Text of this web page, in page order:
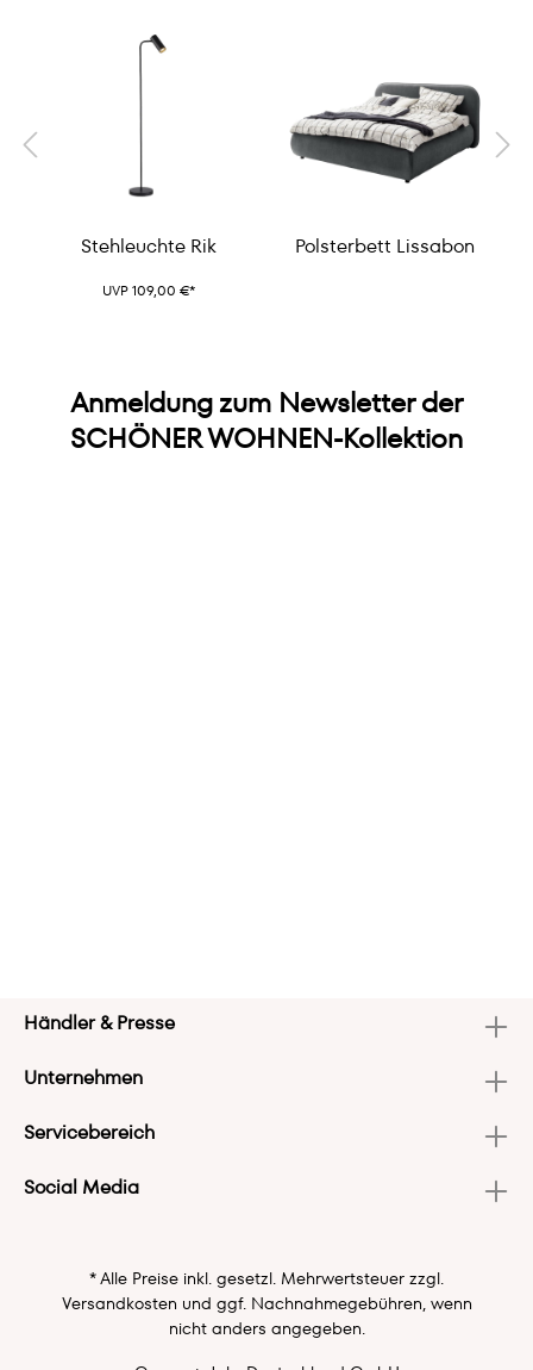
Stehleuchte Rik
UVP 109,00 €*
Polsterbett Lissabon
Anmeldung zum Newsletter der
SCHÖNER WOHNEN-Kollektion
Händler & Presse
Unternehmen
Servicebereich
Social Media
* Alle Preise inkl. gesetzl. Mehrwertsteuer zzgl.
Versandkosten und ggf. Nachnahmegebühren, wenn
nicht anders angegeben.